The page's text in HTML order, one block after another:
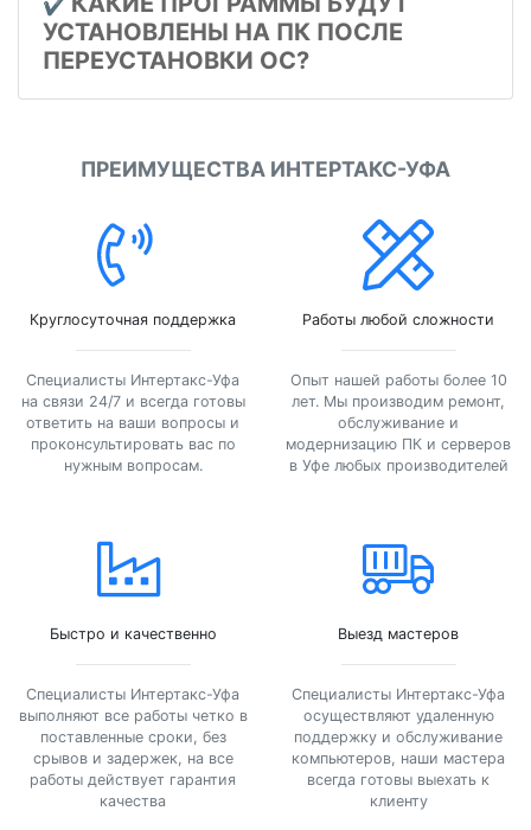
✔️
УСТАНОВЛЕНЫ НА ПК ПОСЛЕ
ПЕРЕУСТАНОВКИ ОС?
ПРЕИМУЩЕСТВА ИНТЕРТАКС-УФА
Круглосуточная поддержка
Специалисты Интертакс-Уфа
на связи 24/7 и всегда готовы
ответить на ваши вопросы и
проконсультировать вас по
нужным вопросам.
Работы любой сложности
Опыт нашей работы более 10
лет. Мы производим ремонт,
обслуживание и
модернизацию ПК и серверов
в Уфе любых производителей
Быстро и качественно
Специалисты Интертакс-Уфа
выполняют все работы четко в
поставленные сроки, без
срывов и задержек, на все
работы действует гарантия
качества
Выезд мастеров
Специалисты Интертакс-Уфа
осуществляют удаленную
поддержку и обслуживание
компьютеров, наши мастера
всегда готовы выехать к
клиенту